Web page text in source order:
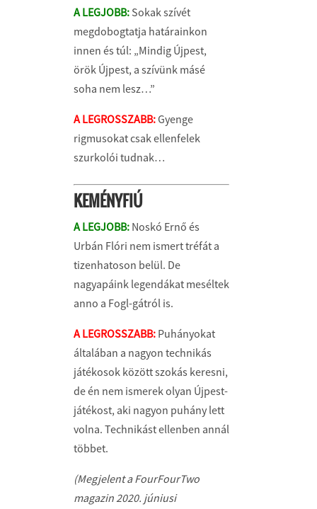
A LEGJOBB: Sokak szívét
megdobogtatja határainkon
innen és túl: „Mindig Újpest,
örök Újpest, a szívünk másé
soha nem lesz…”
A LEGROSSZABB: Gyenge
rigmusokat csak ellenfelek
szurkolói tudnak…
KEMÉNYFIÚ
A LEGJOBB: Noskó Ernő és
Urbán Flóri nem ismert tréfát a
tizenhatoson belül. De
nagyapáink legendákat meséltek
anno a Fogl-gátról is.
A LEGROSSZABB: Puhányokat
általában a nagyon technikás
játékosok között szokás keresni,
de én nem ismerek olyan Újpest-
játékost, aki nagyon puhány lett
volna. Technikást ellenben annál
többet.
(Megjelent a FourFourTwo
magazin 2020. júniusi